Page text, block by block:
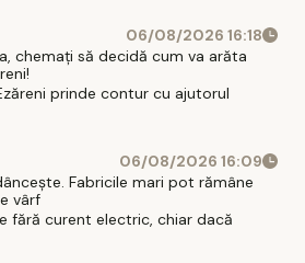
06/08/2026 16:18
chemați să decidă cum va arăta
prinde contur cu ajutorul
06/08/2026 16:09
Fabricile mari pot rămâne
vârf
fără curent electric, chiar dacă